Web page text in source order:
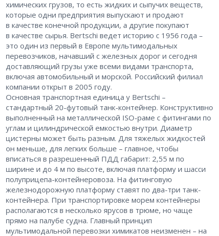
химических грузов, то есть жидких и сыпучих веществ,
которые одни предприятия выпускают и продают
в качестве конечной продукции, а другие покупают
в качестве сырья. Bertschi ведет историю с 1956 года – ​
это один из первый в Европе мультимодальных
перевозчиков, начавший с железных дорог и сегодня
доставляющий грузы уже всеми видами транспорта,
включая автомобильный и морской. Российский филиал
компании открыт в 2005 году.
Основная транспортная единица у Bertschi – ​
стандартный 20-футовый танк-контейнер. Конструктивно
выполненный на металлической ISO-раме с фитингами по
углам и цилиндрической емкостью внутри. Диаметр
цистерны может быть разным. Для тяжелых жидкостей
он меньше, для легких больше – ​главное, чтобы
вписаться в разрешенный ПДД габарит: 2,55 м по
ширине и до 4 м по высоте, включая платформу и шасси
полуприцепа-контейнеровоза. На фитинговую
железнодорожную платформу ставят по два-три танк-
контейнера. При транспортировке морем контейнеры
располагаются в несколько ярусов в трюме, но чаще
прямо на палубе судна. Главный принцип
мультимодальной перевозки химикатов неизменен – ​на